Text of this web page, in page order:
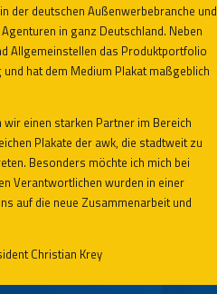
der deutschen Außenwerbebranche und
in ganz Deutschland. Neben
Allgemeinstellen das Produktportfolio
hat dem Medium Plakat maßgeblich
einen starken Partner im Bereich
Plakate der awk, die stadtweit zu
Besonders möchte ich mich bei
Verantwortlichen wurden in einer
auf die neue Zusammenarbeit und
Christian Krey